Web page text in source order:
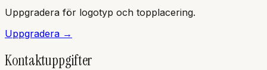
Uppgradera för logotyp och topplacering.
Uppgradera →
Kontaktuppgifter